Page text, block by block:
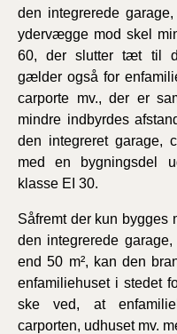
den integrerede
ydervægge mod skel
60, der slutter tæt til
gælder også for
carporte mv., der er
mindre indbyrdes
den integreret garage,
med en bygningsdel
klasse EI 30.
Såfremt der kun bygges
den integrerede
end 50 m², kan den
enfamiliehuset i stedet
ske ved, at
carporten, udhuset mv.